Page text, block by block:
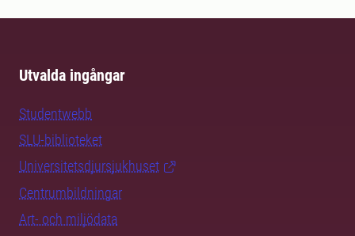
Utvalda ingångar
Studentwebb
SLU-biblioteket
Universitetsdjursjukhuset
Centrumbildningar
Art- och miljödata